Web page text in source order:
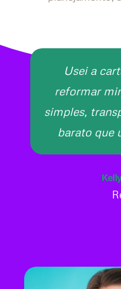
Usei a
reformar
simples,
barato que